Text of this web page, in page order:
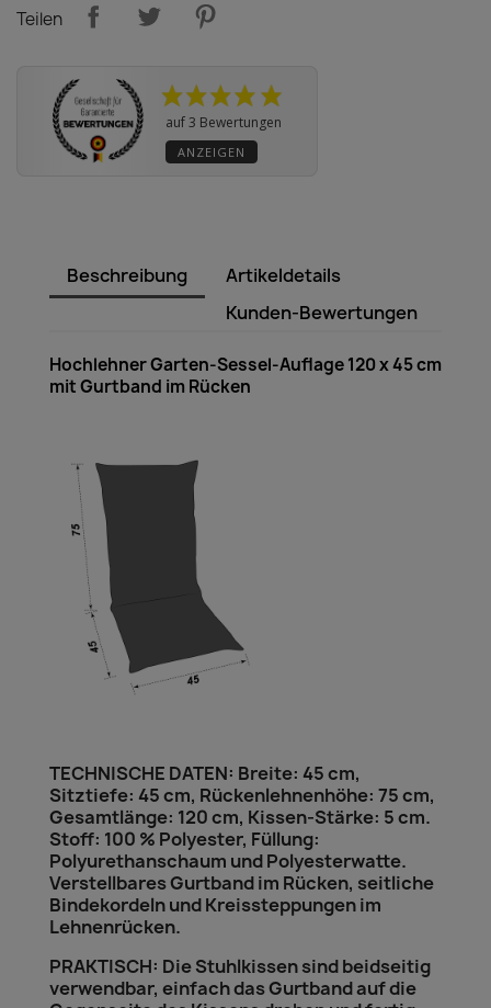
Teilen
auf 3 Bewertungen
ANZEIGEN
Beschreibung
Artikeldetails
Kunden-Bewertungen
Hochlehner Garten-Sessel-Auflage 120 x 45 cm
mit Gurtband im Rücken
TECHNISCHE DATEN: Breite: 45 cm,
Sitztiefe: 45 cm, Rückenlehnenhöhe: 75 cm,
Gesamtlänge: 120 cm, Kissen-Stärke: 5 cm.
Stoff: 100 % Polyester, Füllung:
Polyurethanschaum und Polyesterwatte.
Verstellbares Gurtband im Rücken, seitliche
Bindekordeln und Kreissteppungen im
Lehnenrücken.
PRAKTISCH: Die Stuhlkissen sind beidseitig
verwendbar, einfach das Gurtband auf die